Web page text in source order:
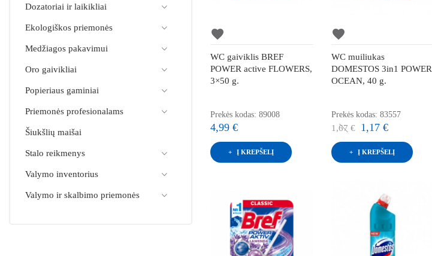
Dozatoriai ir laikikliai
Ekologiškos priemonės
Medžiagos pakavimui
Oro gaivikliai
Popieriaus gaminiai
Priemonės profesionalams
Šiukšlių maišai
Stalo reikmenys
Valymo inventorius
Valymo ir skalbimo priemonės
favorite
WC gaiviklis BREF
POWER active FLOWERS,
3×50 g.
Prekės kodas: 89008
4,99 €
Į KREPŠELĮ
favorite
WC muiliukas
DOMESTOS 3in1 POWER
OCEAN, 40 g.
Prekės kodas: 83557
1,67 € 1,17 €
Į KREPŠELĮ